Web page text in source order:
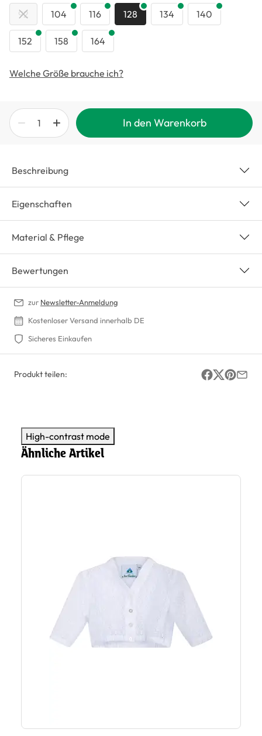
92 104 116 128 134 140
152 158 164
Welche Größe brauche ich?
In den Warenkorb
Beschreibung
Eigenschaften
Material & Pflege
Bewertungen
zur Newsletter-Anmeldung
Kostenloser Versand innerhalb DE
Sicheres Einkaufen
Produkt teilen:
High-contrast mode
Ähnliche Artikel